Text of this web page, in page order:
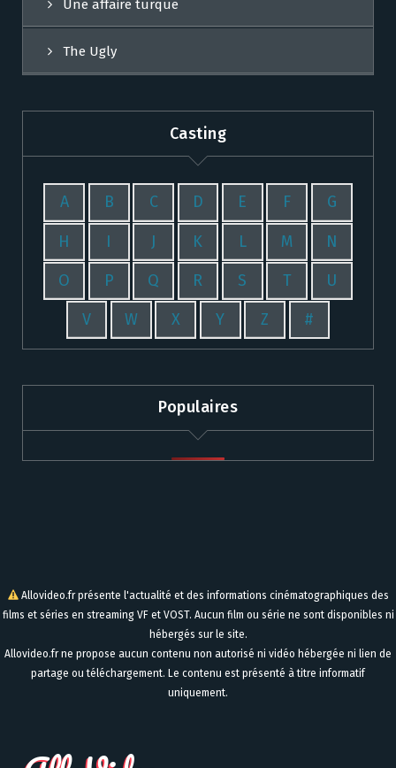
Une affaire turque
The Ugly
Casting
A B C D E F G
H I J K L M N
O P Q R S T U
V W X Y Z #
Populaires
Allovideo.fr présente l'actualité et des informations cinématographiques des
films et séries en streaming VF et VOST. Aucun film ou série ne sont disponibles ni
hébergés sur le site.
Allovideo.fr ne propose aucun contenu non autorisé ni vidéo hébergée ni lien de
partage ou téléchargement. Le contenu est présenté à titre informatif
uniquement.